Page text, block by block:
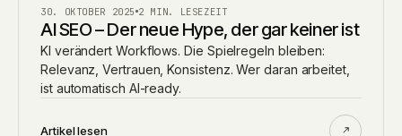
AI
30. OKTOBER 2025 2 MIN. LESEZEIT
AI SEO – Der neue Hype, der gar keiner ist
KI verändert Workflows. Die Spielregeln bleiben:
Relevanz, Vertrauen, Konsistenz. Wer daran arbeitet,
ist automatisch AI-ready.
Artikel lesen